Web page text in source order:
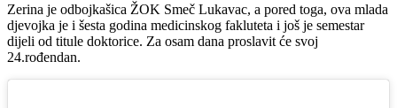
Zerina je odbojkašica ŽOK Smeč Lukavac, a pored toga, ova mlada
djevojka je i šesta godina medicinskog fakluteta i još je semestar
dijeli od titule doktorice. Za osam dana proslavit će svoj
24.rođendan.